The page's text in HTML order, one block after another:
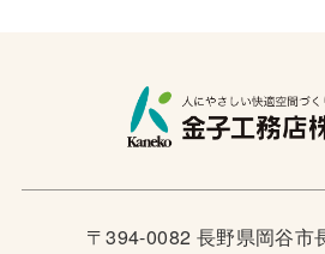
〒394-0082 長野県岡谷市